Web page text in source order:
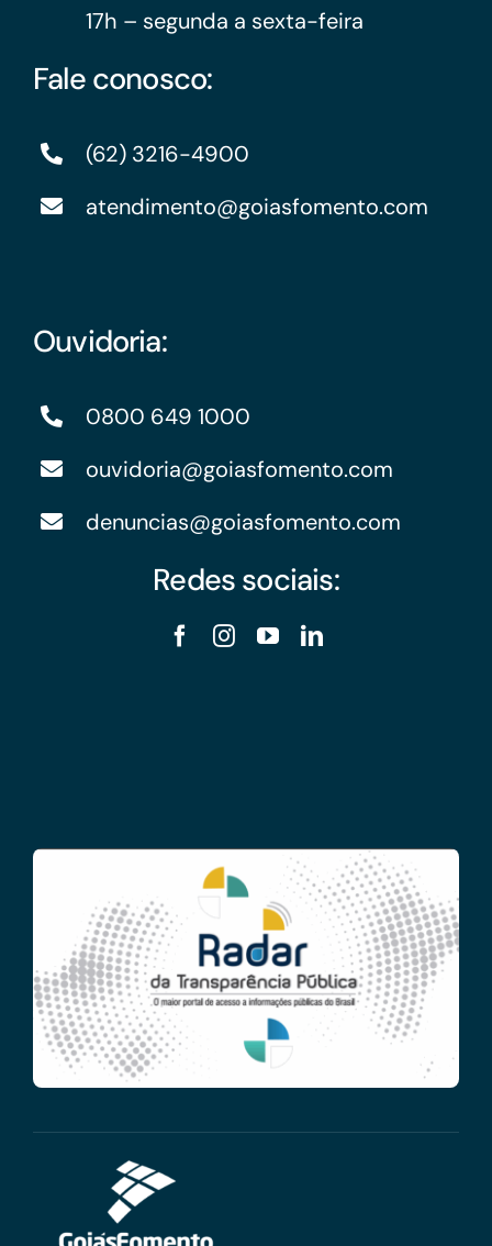
17h – segunda a sexta-feira
Fale conosco:
(62) 3216-4900
atendimento@goiasfomento.com
Ouvidoria:
0800 649 1000
ouvidoria@goiasfomento.com
denuncias@goiasfomento.com
Redes sociais: